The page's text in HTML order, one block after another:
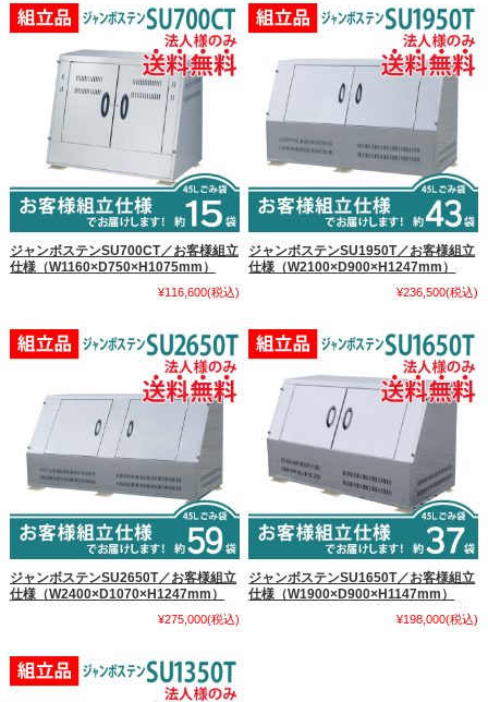
ジャンボステンSU700CT／お客様組立
仕様（W1160×D750×H1075mm）
¥116,600(税込)
ジャンボステンSU1950T／お客様組立
仕様（W2100×D900×H1247mm）
¥236,500(税込)
ジャンボステンSU2650T／お客様組立
仕様（W2400×D1070×H1247mm）
¥275,000(税込)
ジャンボステンSU1650T／お客様組立
仕様（W1900×D900×H1147mm）
¥198,000(税込)